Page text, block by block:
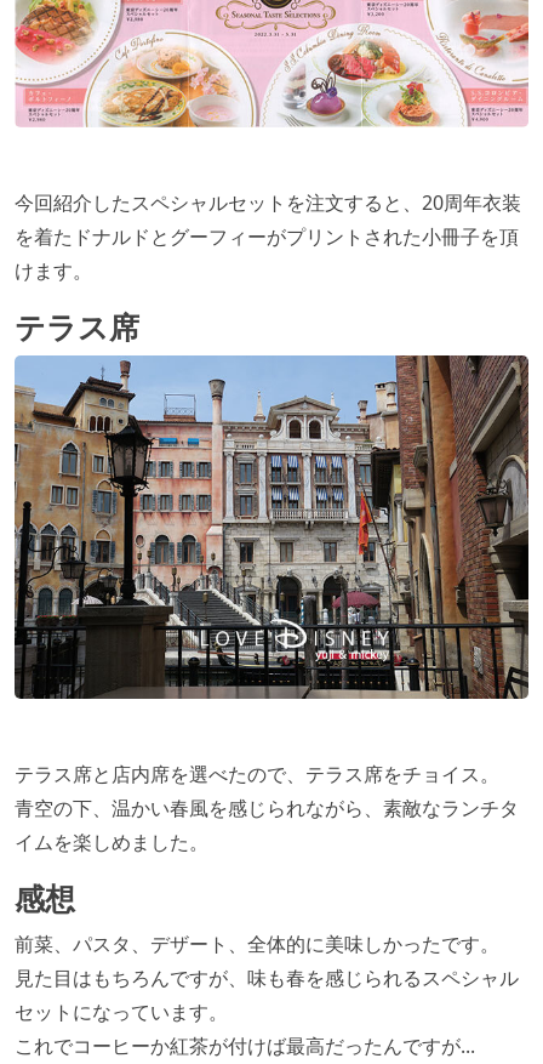
今回紹介したスペシャルセットを注文すると、20周年衣装
を着たドナルドとグーフィーがプリントされた小冊子を頂
けます。
テラス席
テラス席と店内席を選べたので、テラス席をチョイス。
青空の下、温かい春風を感じられながら、素敵なランチタ
イムを楽しめました。
感想
前菜、パスタ、デザート、全体的に美味しかったです。
見た目はもちろんですが、味も春を感じられるスペシャル
セットになっています。
これでコーヒーか紅茶が付けば最高だったんですが...